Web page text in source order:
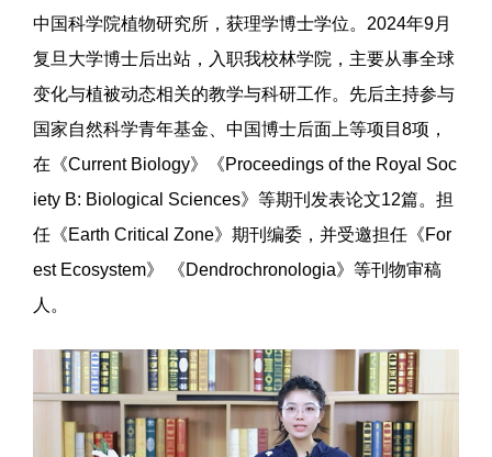
中国科学院植物研究所，获理学博士学位。2024年9月
复旦大学博士后出站，入职我校林学院，主要从事全球
变化与植被动态相关的教学与科研工作。先后主持参与
国家自然科学青年基金、中国博士后面上等项目8项，
在《Current Biology》《Proceedings of the Royal Soc
iety B: Biological Sciences》等期刊发表论文12篇。担
任《Earth Critical Zone》期刊编委，并受邀担任《For
est Ecosystem》 《Dendrochronologia》等刊物审稿
人。